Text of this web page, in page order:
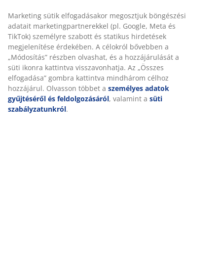
Értékelések
(0)
Kiszállítás
Marketing sütik elfogadásakor megosztjuk böngészési
adatait marketingpartnerekkel (pl. Google, Meta és
TikTok) személyre szabott és statikus hirdetések
megjelenítése érdekében. A célokról bővebben a
„Módosítás” részben olvashat, és a hozzájárulását a
süti ikonra kattintva visszavonhatja. Az „Összes
elfogadása” gombra kattintva mindhárom célhoz
hozzájárul. Olvasson többet a személyes adatok
gyűjtéséről és feldolgozásáról, valamint a süti
szabályzatunkról.